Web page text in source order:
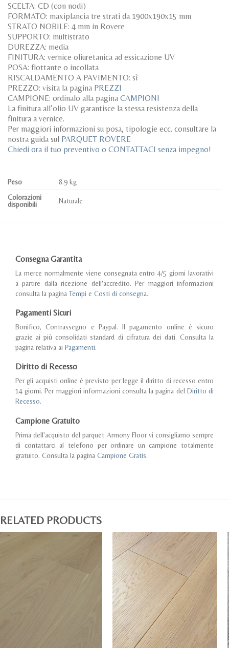
SCELTA: CD (con nodi)
FORMATO: maxiplancia tre strati da 1900x190x15 mm
STRATO NOBILE: 4 mm in Rovere
SUPPORTO: multistrato
DUREZZA: media
FINITURA: vernice oliuretanica ad essicazione UV
POSA: flottante o incollata
RISCALDAMENTO A PAVIMENTO: sì
PREZZO: visita la pagina PREZZI
CAMPIONE: ordinalo alla pagina CAMPIONI
La finitura all’olio UV garantisce la stessa resistenza della
finitura a vernice.
Per maggiori informazioni su posa, tipologie ecc. consultare la
nostra guida sul PARQUET ROVERE
Chiedi ora il tuo preventivo o CONTATTACI senza impegno!
Peso
8.9 kg
Colorazioni
disponibili
Naturale
Consegna Garantita
La merce normalmente viene consegnata entro 4/5 giorni lavorativi
a partire dalla ricezione dell'accredito. Per maggiori informazioni
consulta la pagina Tempi e Costi di consegna.
Pagamenti Sicuri
Bonifico, Contrassegno e Paypal. Il pagamento online è sicuro
grazie ai più consolidati standard di cifratura dei dati. Consulta la
pagina relativa ai Pagamenti.
Diritto di Recesso
Per gli acquisti online è previsto per legge il diritto di recesso entro
14 giorni. Per maggiori informazioni consulta la pagina del Diritto di
Recesso.
Campione Gratuito
Prima dell'acquisto del parquet Armony Floor vi consigliamo sempre
di contattarci al telefono per ordinare un campione totalmente
gratuito. Consulta la pagina Campione Gratis.
RELATED PRODUCTS